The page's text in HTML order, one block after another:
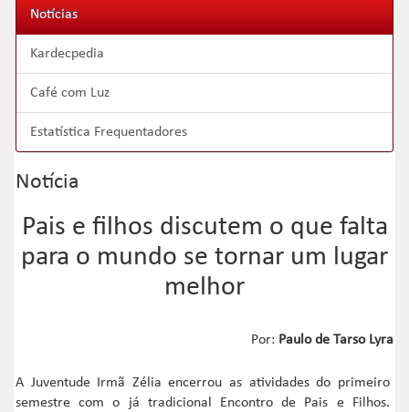
Notícias
Kardecpedia
Café com Luz
Estatística Frequentadores
Notícia
Pais e filhos discutem o que falta
para o mundo se tornar um lugar
melhor
Por: Paulo de Tarso Lyra
A Juventude Irmã Zélia encerrou as atividades do primeiro
semestre com o já tradicional Encontro de Pais e Filhos.